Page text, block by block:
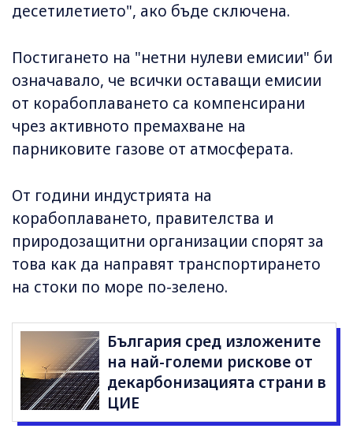
десетилетието", ако бъде сключена.
Постигането на "нетни нулеви емисии" би
означавало, че всички оставащи емисии
от корабоплаването са компенсирани
чрез активното премахване на
парниковите газове от атмосферата.
От години индустрията на
корабоплаването, правителства и
природозащитни организации спорят за
това как да направят транспортирането
на стоки по море по-зелено.
България сред изложените
на най-големи рискове от
декарбонизацията страни в
ЦИЕ